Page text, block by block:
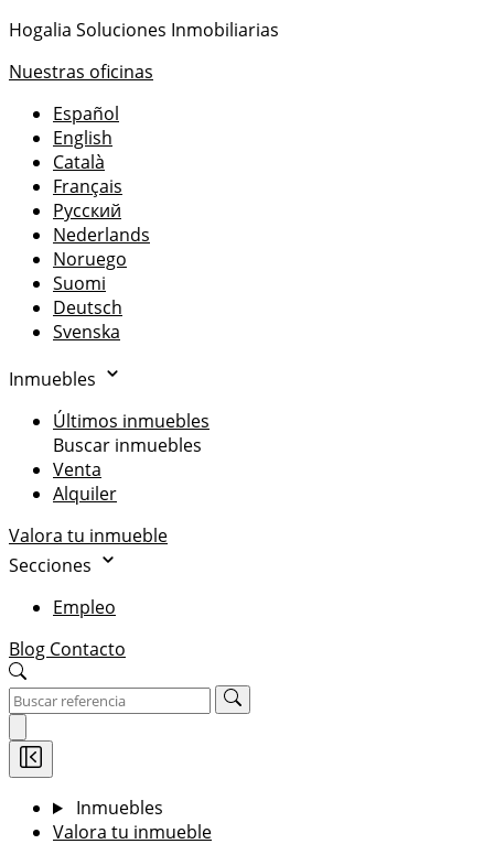
Hogalia Soluciones Inmobiliarias
Nuestras oficinas
Español
English
Català
Français
Русский
Nederlands
Noruego
Suomi
Deutsch
Svenska
Inmuebles
Últimos inmuebles
Buscar inmuebles
Venta
Alquiler
Valora tu inmueble
Secciones
Empleo
Blog Contacto
Inmuebles
Valora tu inmueble